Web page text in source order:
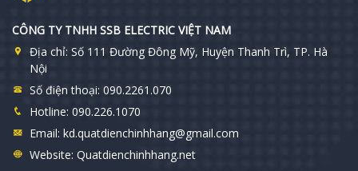
CÔNG TY TNHH SSB ELECTRIC VIỆT NAM
Địa chỉ: Số 111 Đường Đông Mỹ, Huyện Thanh Trì, TP. Hà
Nội
Số điện thoại: 090.2261.070
Hotline: 090.226.1070
Email: kd.quatdienchinhhang@gmail.com
Website: Quatdienchinhhang.net